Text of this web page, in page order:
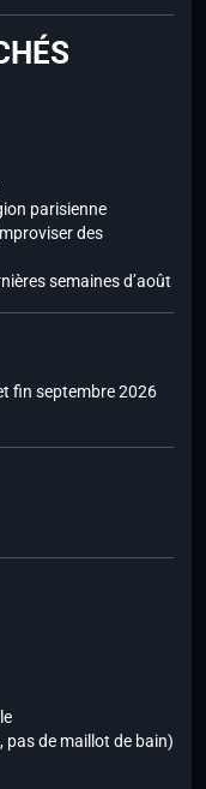
parisienne
des
semaines d’août
fin septembre 2026
pas de maillot de bain)